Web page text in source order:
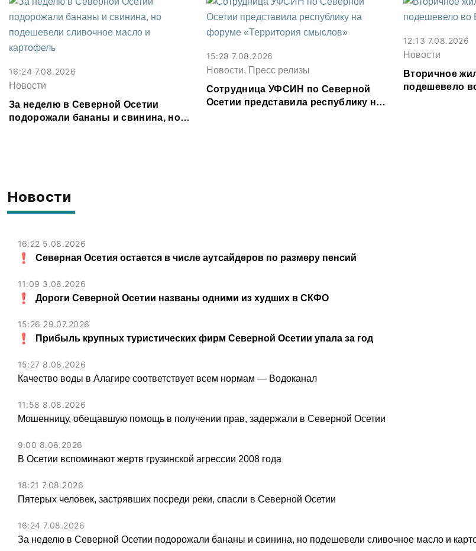
Новости
16:22 5.08.2026
Северная Осетия остается в числе аутсайдеров по размеру пенсий
11:09 3.08.2026
Дороги Северной Осетии названы одними из худших в СКФО
15:26 29.07.2026
Прибыль крупных туристических фирм Северной Осетии упала за год
15:27 8.08.2026
Качество воды в Алагире соответствует всем нормам — Водоканал
11:58 8.08.2026
Мошенницу, обещавшую помощь в получении прав, задержали в Северной Осетии
9:00 8.08.2026
В Осетии вспоминают жертв грузинской агрессии 2008 года
18:21 7.08.2026
Пятерых человек, застрявших посреди реки, спасли в Северной Осетии
16:24 7.08.2026
За неделю в Северной Осетии подорожали бананы и свинина, но подешевели сливочное масло и
16:24 7.08.2026
Новости
За неделю в Северной Осетии
подорожали бананы и свинина, но
15:28 7.08.2026
Новости, Пресс релизы
Сотрудница УФСИН по Северной
Осетии представила республику на
12:13 7.08.2026
Новости
Вторичное
подешевело